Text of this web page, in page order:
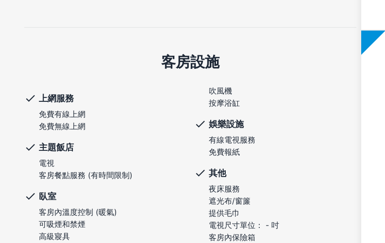
客房設施
上網服務
免費有線上網
免費無線上網
主題飯店
電視
客房餐點服務 (有時間限制)
臥室
客房內溫度控制 (暖氣)
可吸煙和禁煙
高級寢具
吹風機
按摩浴缸
娛樂設施
有線電視服務
免費報紙
其他
夜床服務
遮光布/窗簾
提供毛巾
電視尺寸單位： - 吋
客房內保險箱